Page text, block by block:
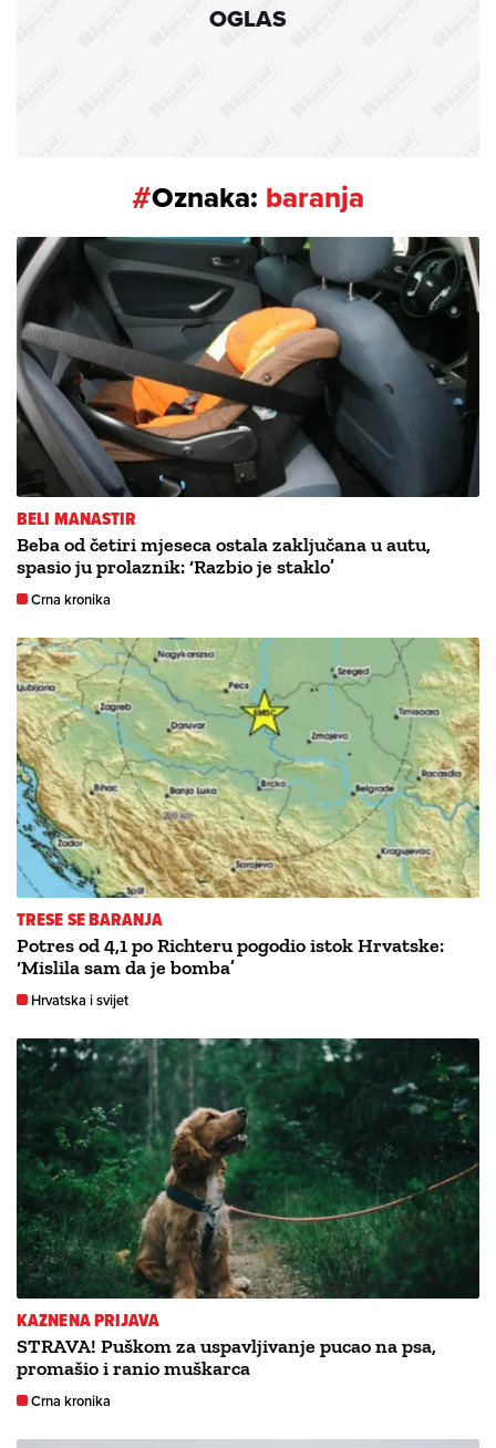
OGLAS
#Oznaka: baranja
BELI MANASTIR
Beba od četiri mjeseca ostala zaključana u autu,
spasio ju prolaznik: ‘Razbio je staklo’
Crna kronika
TRESE SE BARANJA
Potres od 4,1 po Richteru pogodio istok Hrvatske:
‘Mislila sam da je bomba’
Hrvatska i svijet
KAZNENA PRIJAVA
STRAVA! Puškom za uspavljivanje pucao na psa,
promašio i ranio muškarca
Crna kronika